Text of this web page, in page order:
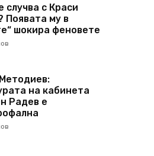
случва с Краси
Появата му в
шокира феновете
на кабинета
Радев е